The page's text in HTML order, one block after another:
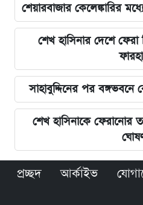
শেয়ারবাজার কেলেঙ্কারির
শেখ হাসিনার দেশে
সাহাবুদ্দিনের পর
শেখ হাসিনাকে ফেরানোর
প্রচ্ছদ আর্কাইভ